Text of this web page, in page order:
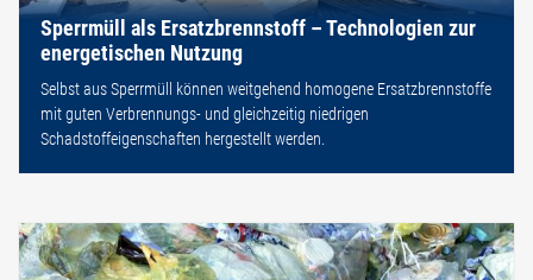
Sperrmüll als Ersatzbrennstoff – Technologien zur
energetischen Nutzung
Selbst aus Sperrmüll können weitgehend homogene Ersatzbrennstoffe
mit guten Verbrennungs- und gleichzeitig niedrigen
Schadstoffeigenschaften hergestellt werden.